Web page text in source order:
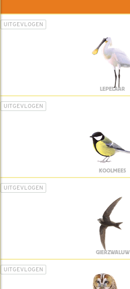
UITGEVLOGEN
LEPELAAR
UITGEVLOGEN
KOOLMEES
UITGEVLOGEN
GIERZWALUW
UITGEVLOGEN